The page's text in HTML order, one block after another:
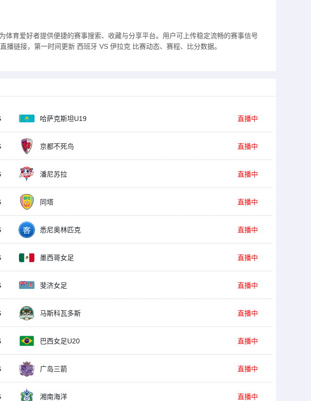
育爱好者提供便捷的赛事搜索、收藏与分享平台。用户可上传稳定流畅的赛事信号
链接，第一时间更新 西班牙 VS 伊拉克 比赛动态、赛程、比分数据。
哈萨克斯坦U19 直播中
京都不死鸟 直播中
潘尼苏拉 直播中
同塔 直播中
悉尼奥林匹克 直播中
墨西哥女足 直播中
斐济女足 直播中
马斯科瓦多斯 直播中
巴西女足U20 直播中
广岛三箭 直播中
湘南海洋 直播中